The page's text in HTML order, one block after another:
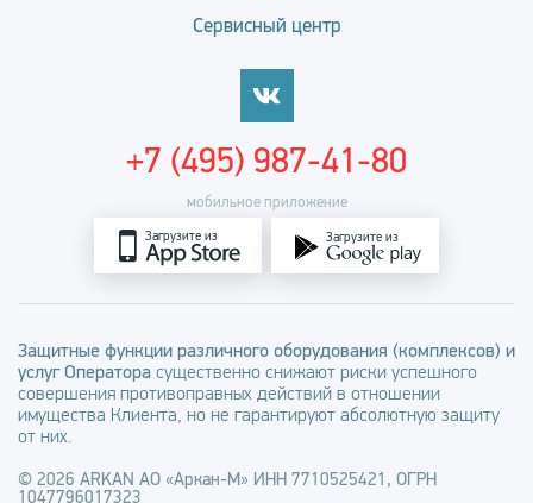
Сервисный центр
мобильное приложение
Загрузите из Загрузите из
+7 (495) 987-41-80
Защитные функции различного оборудования (комплексов) и
услуг Оператора существенно снижают риски успешного
совершения противоправных действий в отношении
имущества Клиента, но не гарантируют абсолютную защиту
от них.
© 2026 ARKAN АО «Аркан-М» ИНН 7710525421, ОГРН
1047796017323